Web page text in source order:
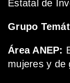
Estatal de
Grupo
Área ANEP:
mujeres y de